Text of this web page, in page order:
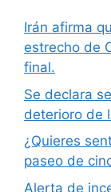
Irán afirma
estrecho de
final.
Se declara
deterioro de
¿Quieres
paseo de
Alerta de